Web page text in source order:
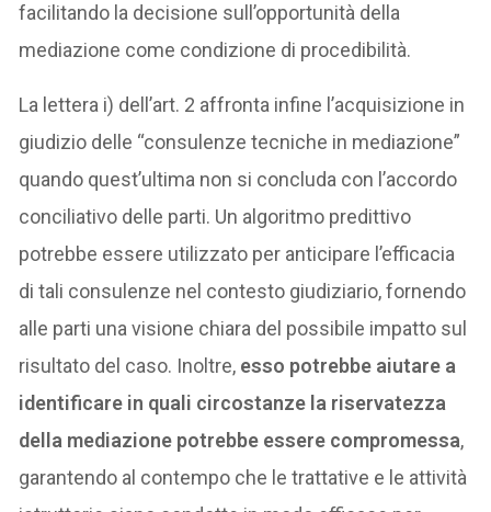
facilitando la decisione sull’opportunità della
mediazione come condizione di procedibilità.
La lettera i) dell’art. 2 affronta infine l’acquisizione in
giudizio delle “consulenze tecniche in mediazione”
quando quest’ultima non si concluda con l’accordo
conciliativo delle parti. Un algoritmo predittivo
potrebbe essere utilizzato per anticipare l’efficacia
di tali consulenze nel contesto giudiziario, fornendo
alle parti una visione chiara del possibile impatto sul
risultato del caso. Inoltre, esso potrebbe aiutare a
identificare in quali circostanze la riservatezza
della mediazione potrebbe essere compromessa,
garantendo al contempo che le trattative e le attività